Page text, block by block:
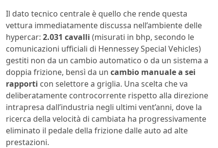
Il dato tecnico centrale è quello che rende questa
vettura immediatamente discussa nell’ambiente delle
hypercar: 2.031 cavalli (misurati in bhp, secondo le
comunicazioni ufficiali di Hennessey Special Vehicles)
gestiti non da un cambio automatico o da un sistema a
doppia frizione, bensì da un cambio manuale a sei
rapporti con selettore a griglia. Una scelta che va
deliberatamente controcorrente rispetto alla direzione
intrapresa dall’industria negli ultimi vent’anni, dove la
ricerca della velocità di cambiata ha progressivamente
eliminato il pedale della frizione dalle auto ad alte
prestazioni.